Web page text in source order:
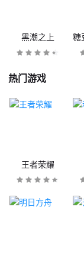
黑潮之上
热门游戏
王者荣耀